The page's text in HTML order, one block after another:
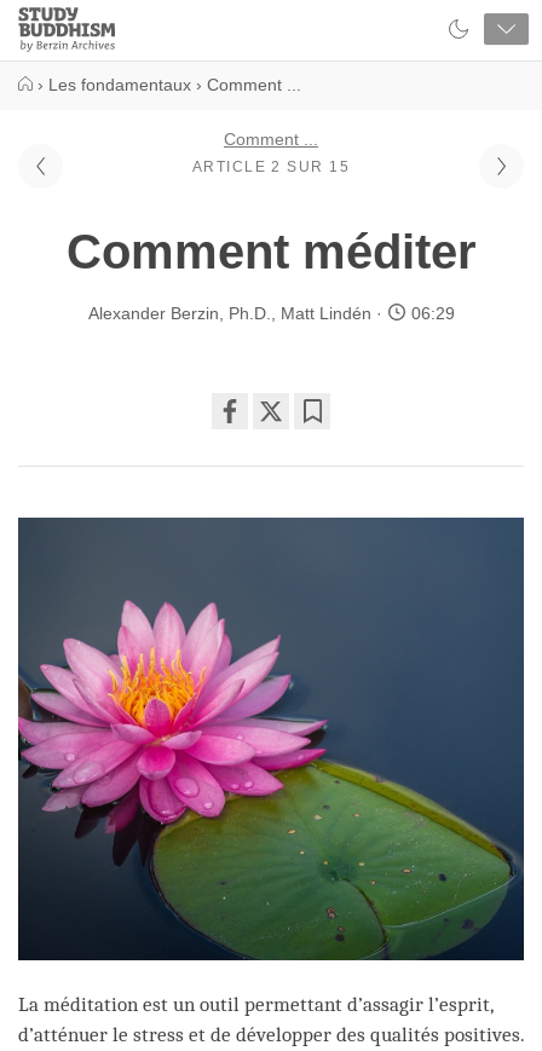
Close
Study
Buddhism
› Les fondamentaux › Comment ...
Comment ...
ARTICLE 2 SUR 15
Comment méditer
Alexander Berzin, Ph.D. Matt Lindén 06:29
on
La méditation est un outil permettant d’assagir l’esprit,
d’atténuer le stress et de développer des qualités positives.